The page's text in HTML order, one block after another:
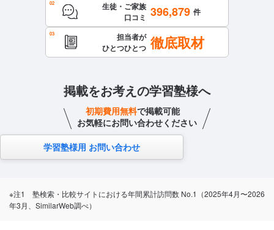
生徒・ご家族
口コミ 396,879 件
担当者が
ひとつひとつ 徹底取材
掲載をお考えの学習塾様へ
初期費用無料で掲載可能
お気軽にお問い合わせください
学習塾様用 お問い合わせ
※注1 塾検索・比較サイトにおける年間累計訪問数 No.1（2025年4月〜2026
年3月、SimilarWeb調べ）